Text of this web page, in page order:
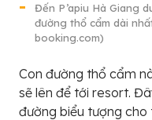
Đến P’apiu Hà Giang
đường thổ cẩm dài
booking.com)
Con đường thổ cẩm
sẽ lên để tới resort.
đường biểu tượng cho